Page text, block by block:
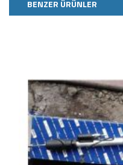
BENZER ÜRÜNLER